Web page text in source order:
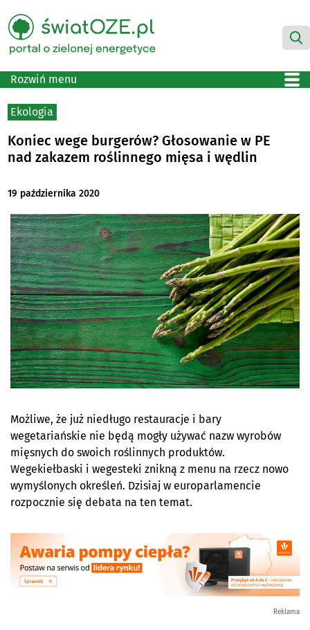
Rozwiń menu
Ekologia
Koniec wege burgerów? Głosowanie w PE
nad zakazem roślinnego mięsa i wędlin
19 października 2020
Możliwe, że już niedługo restauracje i bary
wegetariańskie nie będą mogły używać nazw wyrobów
mięsnych do swoich roślinnych produktów.
Wegekiełbaski i wegesteki znikną z menu na rzecz nowo
wymyślonych określeń. Dzisiaj w europarlamencie
rozpocznie się debata na ten temat.
Reklama